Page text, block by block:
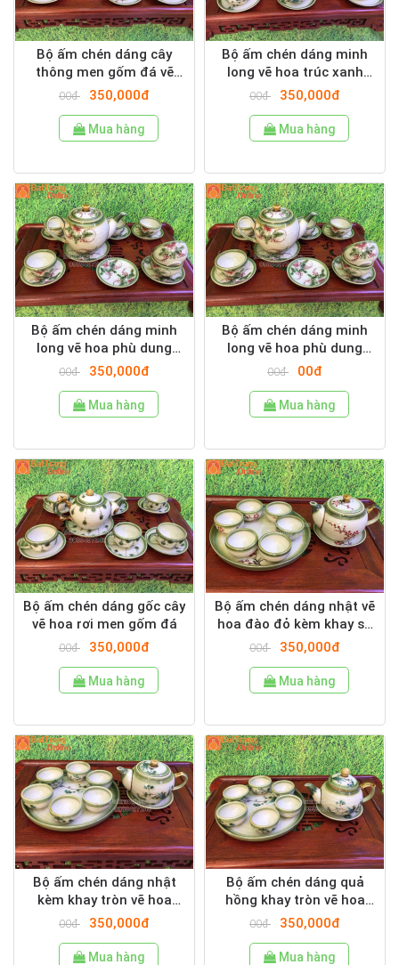
Bộ ấm chén dáng cây
thông men gốm đá vẽ
hoa đào đỏ
00đ 350,000đ
Mua hàng
Bộ ấm chén dáng minh
long vẽ hoa trúc xanh
men gốm đá
00đ 350,000đ
Mua hàng
Bộ ấm chén dáng minh
long vẽ hoa phù dung
men gốm đá
00đ 350,000đ
Mua hàng
Bộ ấm chén dáng minh
long vẽ hoa phù dung
men gốm đá
00đ 00đ
Mua hàng
Bộ ấm chén dáng gốc cây
vẽ hoa rơi men gốm đá
00đ 350,000đ
Mua hàng
Bộ ấm chén dáng nhật vẽ
hoa đào đỏ kèm khay sứ
tròn men gốm đá
00đ 350,000đ
Mua hàng
Bộ ấm chén dáng nhật
kèm khay tròn vẽ hoa
trúc xanh men gốm đá
00đ 350,000đ
Mua hàng
Bộ ấm chén dáng quả
hồng khay tròn vẽ hoa
trúc xanh men gốm đá
00đ 350,000đ
Mua hàng